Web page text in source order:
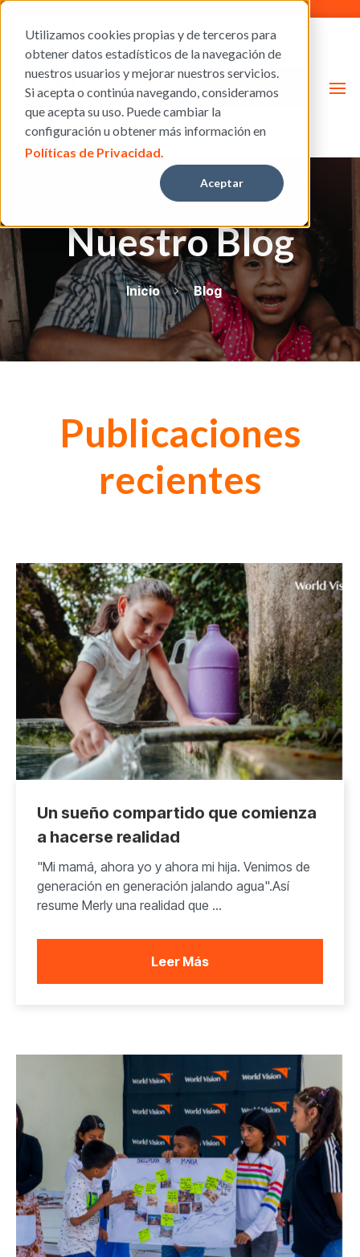
Utilizamos cookies propias y de terceros para
obtener datos estadísticos de la navegación de
nuestros usuarios y mejorar nuestros servicios.
Si acepta o continúa navegando, consideramos
que acepta su uso. Puede cambiar la
configuración u obtener más información en
Políticas de Privacidad.
Aceptar
Donar
Nuestro Blog
Inicio Blog
Publicaciones
recientes
Un sueño compartido que comienza
a hacerse realidad
"Mi mamá, ahora yo y ahora mi hija. Venimos de
generación en generación jalando agua".Así
resume Merly una realidad que ...
Leer Más